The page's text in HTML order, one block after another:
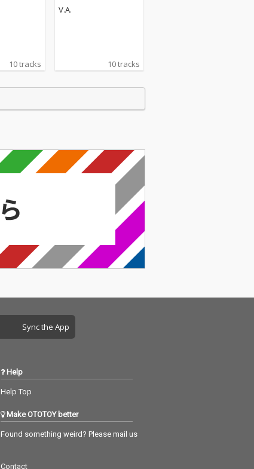
10 tracks
V.A.
10 tracks
Sync the App
Help
Help Top
Make OTOTOY better
Found something weird? Please mail us
Contact